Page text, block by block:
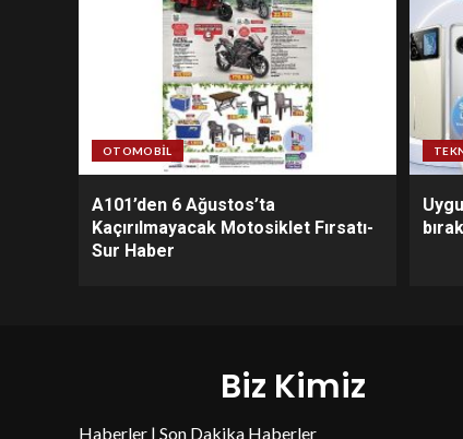
OTOMOBIL
A101’den 6 Ağustos’ta
Kaçırılmayacak Motosiklet Fırsatı-
Sur Haber
Biz Kimiz
Haberler | Son Dakika Haberler